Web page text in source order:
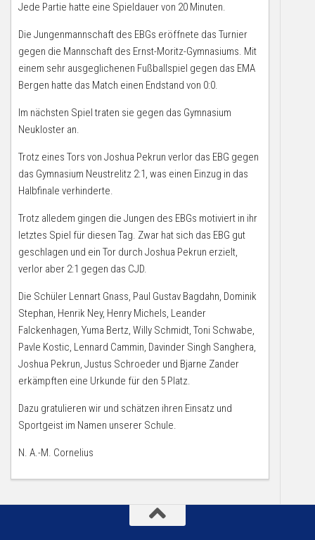
Jede Partie hatte eine Spieldauer von 20 Minuten.
Die Jungenmannschaft des EBGs eröffnete das Turnier
gegen die Mannschaft des Ernst-Moritz-Gymnasiums. Mit
einem sehr ausgeglichenen Fußballspiel gegen das EMA
Bergen hatte das Match einen Endstand von 0:0.
Im nächsten Spiel traten sie gegen das Gymnasium
Neukloster an.
Trotz eines Tors von Joshua Pekrun verlor das EBG gegen
das Gymnasium Neustrelitz 2:1, was einen Einzug in das
Halbfinale verhinderte.
Trotz alledem gingen die Jungen des EBGs motiviert in ihr
letztes Spiel für diesen Tag. Zwar hat sich das EBG gut
geschlagen und ein Tor durch Joshua Pekrun erzielt,
verlor aber 2:1 gegen das CJD.
Die Schüler Lennart Gnass, Paul Gustav Bagdahn, Dominik
Stephan, Henrik Ney, Henry Michels, Leander
Falckenhagen, Yuma Bertz, Willy Schmidt, Toni Schwabe,
Pavle Kostic, Lennard Cammin, Davinder Singh Sanghera,
Joshua Pekrun, Justus Schroeder und Bjarne Zander
erkämpften eine Urkunde für den 5 Platz.
Dazu gratulieren wir und schätzen ihren Einsatz und
Sportgeist im Namen unserer Schule.
N. A.-M. Cornelius